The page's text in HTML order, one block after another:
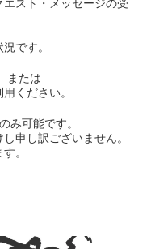
スト・メッセージの受
です。
または
ください。
み可能です。
申し訳ございません。
。